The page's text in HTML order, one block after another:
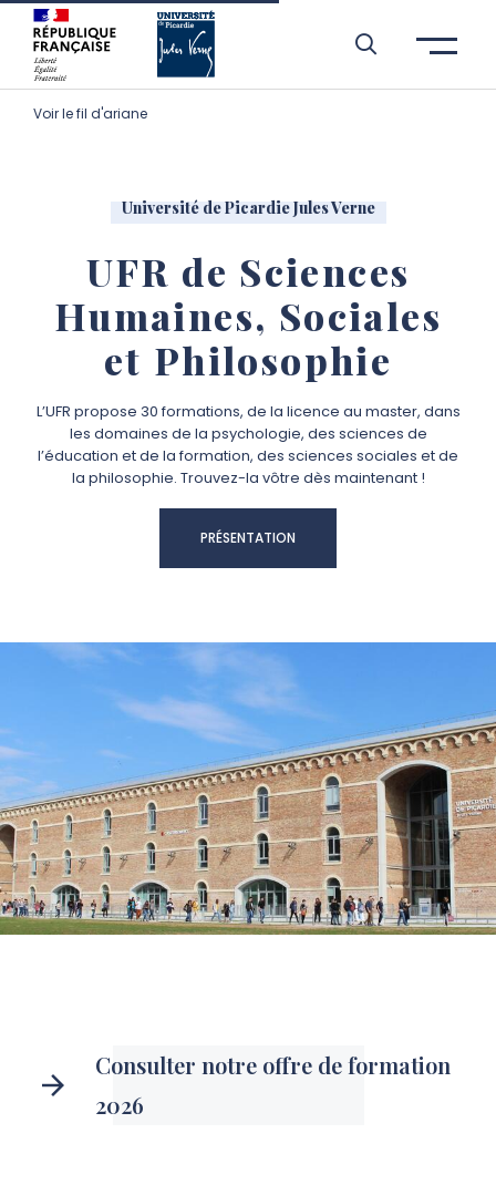
Aller à l’entête de page
Aller au menu principale
Aller au contenu principal
Aller à la recherche
Passer aux cookies
Aller au pied de page
Voir le fil d'ariane
Université de Picardie Jules Verne
UFR de Sciences
Humaines, Sociales
et Philosophie
L’UFR propose 30 formations, de la licence au master, dans
les domaines de la psychologie, des sciences de
l’éducation et de la formation, des sciences sociales et de
la philosophie. Trouvez-la vôtre dès maintenant !
PRÉSENTATION
Consulter notre offre de formation
2026